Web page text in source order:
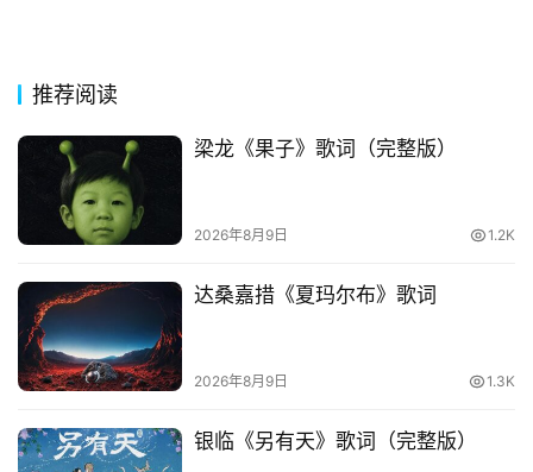
常
网
络
热
词
影
台
推荐阅读
梁龙《果子》歌词（完整版）
2026年8月9日 1.2K
达桑嘉措《夏玛尔布》歌词
2026年8月9日 1.3K
银临《另有天》歌词（完整版）